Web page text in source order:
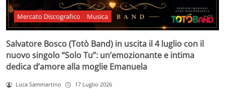
Mercato Discografico Musica
Salvatore Bosco (Totò Band) in uscita il 4 luglio con il
nuovo singolo “Solo Tu”: un’emozionante e intima
dedica d’amore alla moglie Emanuela
Luca Sammartino 17 Luglio 2026